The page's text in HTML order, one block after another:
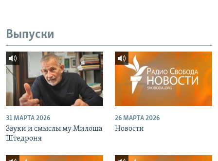
Выпуски
31 МАРТА 2026
Звуки и смыслы му Милоша
Штедроня
26 МАРТА 2026
Новости